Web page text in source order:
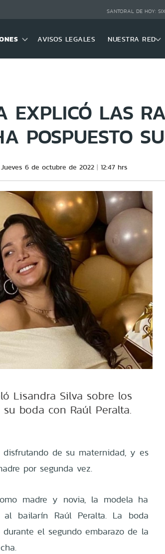
SANTORAL DE HOY:
AVISOS LEGALES NUESTRA RED
EXPLICÓ LAS
POSPUESTO
Jueves 6 de octubre de 2022 12:47 hrs
Lisandra Silva sobre los
boda con Raúl Peralta.
de su maternidad, y es
por segunda vez.
madre y novia, la modela ha
bailarín Raúl Peralta. La boda
el segundo embarazo de la